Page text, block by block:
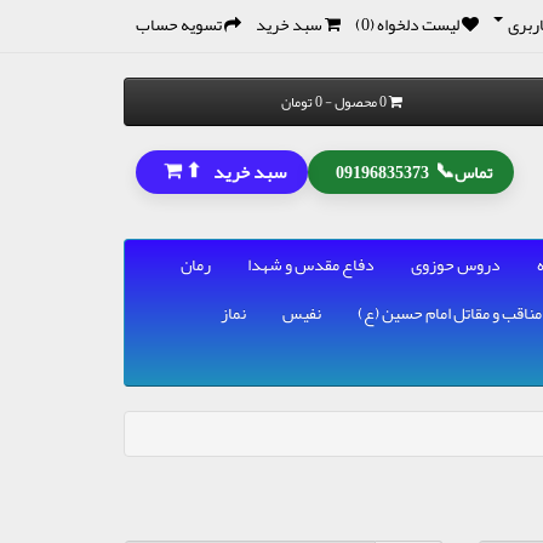
لیست دلخواه (0) سبد خرید تسویه حساب
0 محصول - 0 تومان
تماس📞
09196835373 سبد خرید ⬆
دروس حوزوی دفاع مقدس و شهدا
رمان
مناقب و مقاتل امام حسین (ع) نفیس
نماز